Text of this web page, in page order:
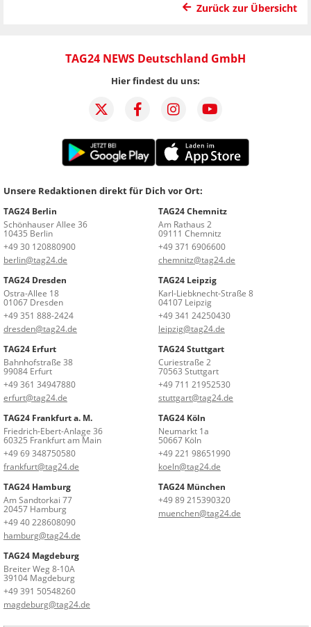
Zurück zur Übersicht
TAG24 NEWS Deutschland GmbH
Hier findest du uns:
Unsere Redaktionen direkt für Dich vor Ort:
TAG24 Berlin
Schönhauser Allee 36
10435 Berlin
+49 30 120880900
berlin@tag24.de
TAG24 Chemnitz
Am Rathaus 2
09111 Chemnitz
+49 371 6906600
chemnitz@tag24.de
TAG24 Dresden
Ostra-Allee 18
01067 Dresden
+49 351 888-2424
dresden@tag24.de
TAG24 Leipzig
Karl-Liebknecht-Straße 8
04107 Leipzig
+49 341 24250430
leipzig@tag24.de
TAG24 Erfurt
Bahnhofstraße 38
99084 Erfurt
+49 361 34947880
erfurt@tag24.de
TAG24 Stuttgart
Curiestraße 2
70563 Stuttgart
+49 711 21952530
stuttgart@tag24.de
TAG24 Frankfurt a. M.
Friedrich-Ebert-Anlage 36
60325 Frankfurt am Main
+49 69 348750580
frankfurt@tag24.de
TAG24 Köln
Neumarkt 1a
50667 Köln
+49 221 98651990
koeln@tag24.de
TAG24 Hamburg
Am Sandtorkai 77
20457 Hamburg
+49 40 228608090
hamburg@tag24.de
TAG24 München
+49 89 215390320
muenchen@tag24.de
TAG24 Magdeburg
Breiter Weg 8-10A
39104 Magdeburg
+49 391 50548260
magdeburg@tag24.de